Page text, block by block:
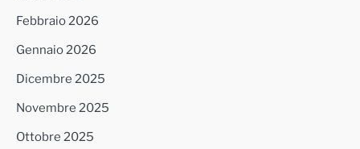
Febbraio 2026
Gennaio 2026
Dicembre 2025
Novembre 2025
Ottobre 2025